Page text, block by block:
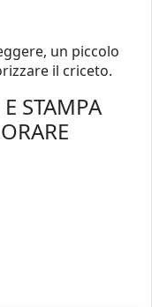
un piccolo
il criceto.
STAMPA